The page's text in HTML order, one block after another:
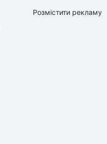
Розмістити рекламу